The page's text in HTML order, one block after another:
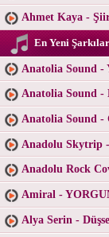
Ahmet Kaya -
En Yeni Şarkılar
Anatolia Sound -
Anatolia Sound -
Anatolia Sound -
Anadolu Skytrip
Anadolu Rock
Amiral -
Alya Serin -